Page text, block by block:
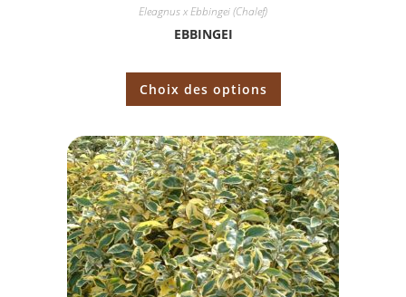
Eleagnus x Ebbingei (Chalef)
EBBINGEI
Choix des options